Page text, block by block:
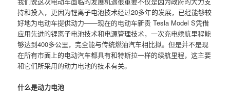
持和投入，更因为锂离子电池技术经过20多年的发展，已经能够较
好地为电动车提供动力——现在的电动车新贵 Tesla Model S凭借
应用先进的锂离子电池技术和电源管理技术，一次充电续航里程能
够达到400多公里，完全能与传统燃油汽车相比拟。但是并不是现
在所有市面上的电动汽车都具有和特斯拉一样的续航里程，这主要
和它们所采用的动力电池的技术有关。
什么是动力电池